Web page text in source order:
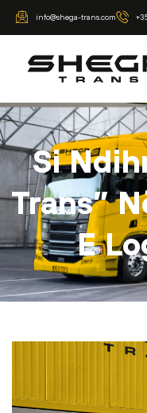
info@shega-trans.com
Si
Trans”
E